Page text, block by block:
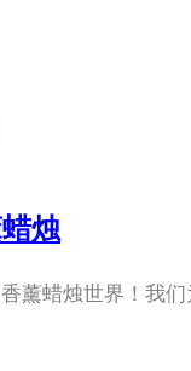
烛
薰蜡烛世界！我